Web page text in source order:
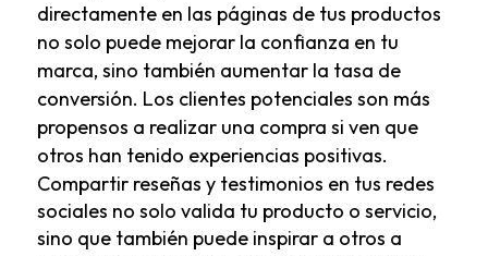
directamente en las páginas de tus productos
no solo puede mejorar la confianza en tu
marca, sino también aumentar la tasa de
conversión. Los clientes potenciales son más
propensos a realizar una compra si ven que
otros han tenido experiencias positivas.
Compartir reseñas y testimonios en tus redes
sociales no solo valida tu producto o servicio,
sino que también puede inspirar a otros a